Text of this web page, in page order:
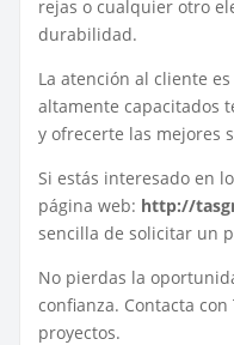
rejas o cualquier otro
durabilidad.
La atención al cliente
altamente capacitados
y ofrecerte las mejores
Si estás interesado en
página web: http://
sencilla de solicitar un
No pierdas la
confianza. Contacta
proyectos.